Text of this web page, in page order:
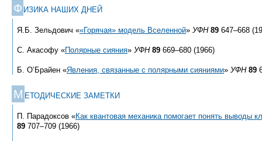
Ф ИЗИКА НАШИХ ДНЕЙ
Я.Б. Зельдович ««Горячая» модель Вселенной» УФН 89 647–668
С. Акасофу «Полярные сияния» УФН 89 669–680 (1966)
Б. О’Брайен «Явления, связанные с полярными сияниями» УФН 89
М ЕТОДИЧЕСКИЕ ЗАМЕТКИ
П. Парадоксов «Как квантовая механика помогает понять выводы
89 707–709 (1966)